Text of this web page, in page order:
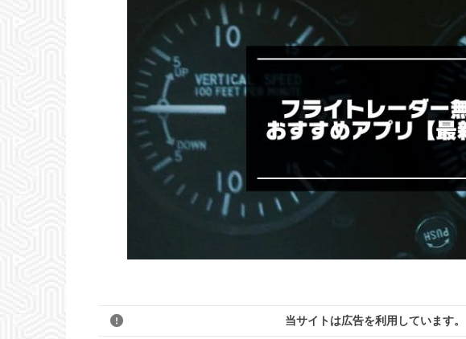
当サイトは広告を利用しています。